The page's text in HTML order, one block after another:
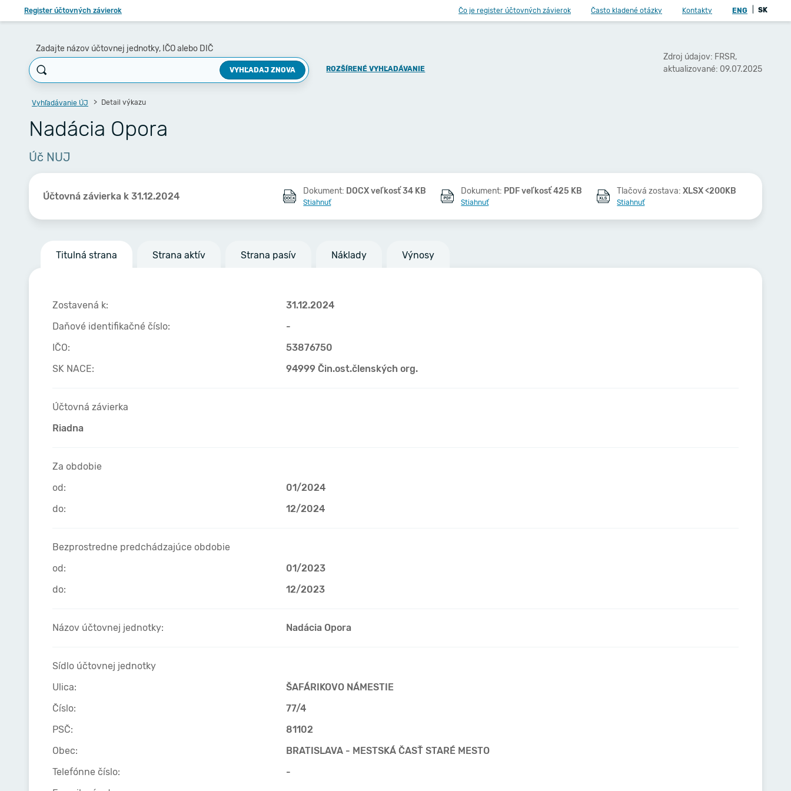
Register účtovných závierok Čo je register účtovných závierok Často kladené otázky Kontakty ENG SK
Zadajte názov účtovnej jednotky, IČO alebo DIČ
VYHĽADAJ ZNOVA ROZŠÍRENÉ VYHĽADÁVANIE
Zdroj údajov: FRSR,
aktualizované: 09.07.2025
Vyhľadávanie ÚJ Detail výkazu
Nadácia Opora
Úč NUJ
Účtovná závierka k 31.12.2024 Dokument: DOCX veľkosť 34 KB
Stiahnuť
Dokument: PDF veľkosť 425 KB
Stiahnuť
Tlačová zostava:XLSX <200KB
Stiahnuť
Titulná strana Strana aktív Strana pasív Náklady Výnosy
Zostavená k:
31.12.2024
Daňové identifikačné číslo:
-
IČO:
53876750
SK NACE:
94999 Čin.ost.členských org.
Účtovná závierka
Riadna
Za obdobie
od:
01/2024
do:
12/2024
Bezprostredne predchádzajúce obdobie
od:
01/2023
do:
12/2023
Názov účtovnej jednotky: Nadácia Opora
Sídlo účtovnej jednotky
Ulica:
ŠAFÁRIKOVO NÁMESTIE
Číslo:
77/4
PSČ:
81102
Obec:
BRATISLAVA - MESTSKÁ ČASŤ STARÉ MESTO
Telefónne číslo:
-